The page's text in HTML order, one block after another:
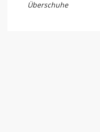
Überschuhe